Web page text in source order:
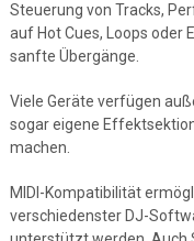
Steuerung von Tracks,
auf Hot Cues, Loops oder
sanfte Übergänge.
Viele Geräte verfügen
sogar eigene
machen.
MIDI-Kompatibilität
verschiedenster DJ-